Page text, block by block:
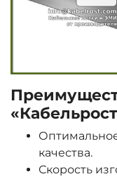
качества.
Скорость